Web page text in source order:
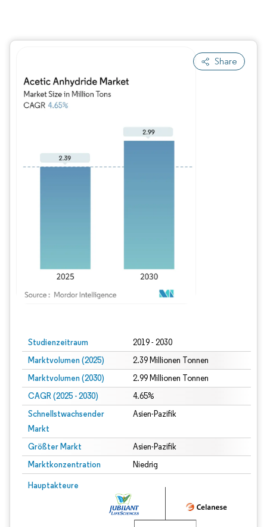
Share
Studienzeitraum 2019 - 2030
Marktvolumen (2025) 2.39 Millionen Tonnen
Marktvolumen (2030) 2.99 Millionen Tonnen
CAGR (2025 - 2030) 4.65%
Schnellstwachsender
Markt
Asien-Pazifik
Größter Markt Asien-Pazifik
Marktkonzentration Niedrig
Hauptakteure